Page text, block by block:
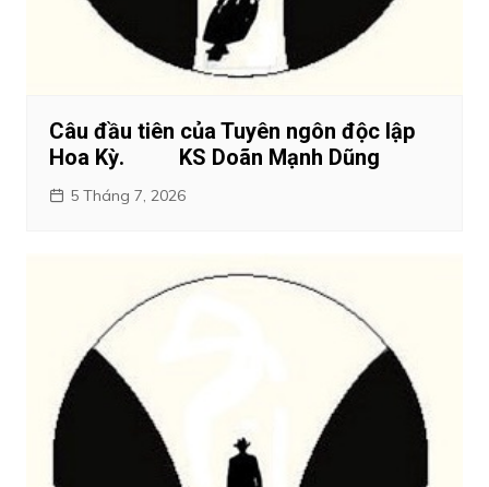
Câu đầu tiên của Tuyên ngôn độc lập
Hoa Kỳ. KS Doãn Mạnh Dũng
5 Tháng 7, 2026